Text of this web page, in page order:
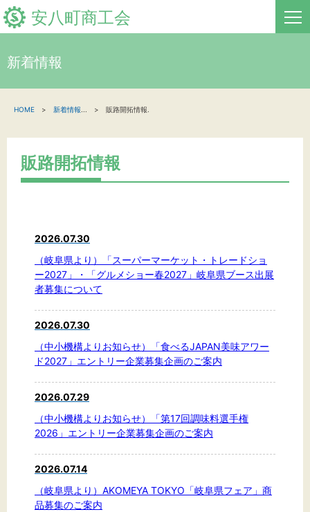
安八町商工会
新着情報
関係機関の方へ
お問い合わせ
文字サイズ
背景色
新着情報
HOME 新着情報 販路開拓情報.
販路開拓情報
2026.07.30
（岐阜県より）「スーパーマーケット・トレードショ
ー2027」・「グルメショー春2027」岐阜県ブース出展
者募集について
2026.07.30
（中小機構よりお知らせ）「食べるJAPAN美味アワー
ド2027」エントリー企業募集企画のご案内
2026.07.29
（中小機構よりお知らせ）「第17回調味料選手権
2026」エントリー企業募集企画のご案内
2026.07.14
（岐阜県より）AKOMEYA TOKYO「岐阜県フェア」商
品募集のご案内